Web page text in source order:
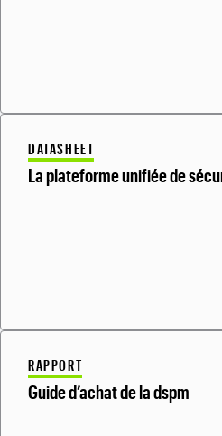
DATASHEET
La plateforme unifiée de
RAPPORT
Guide d’achat de la dspm